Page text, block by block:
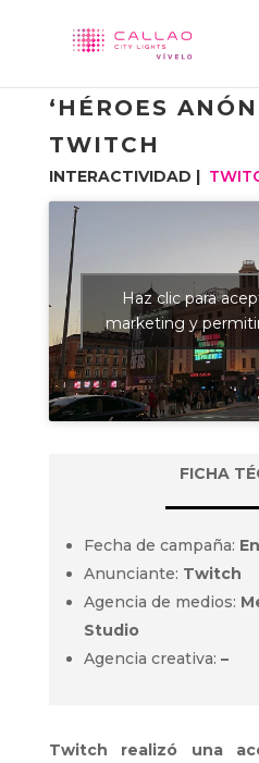
‘HÉROES
TWITCH
INTERACTIVIDAD |
Haz clic para
marketing y
FICHA
Fecha de campaña:
Anunciante: Twitch
Agencia de medios:
Studio
Agencia creativa: –
Twitch realizó una